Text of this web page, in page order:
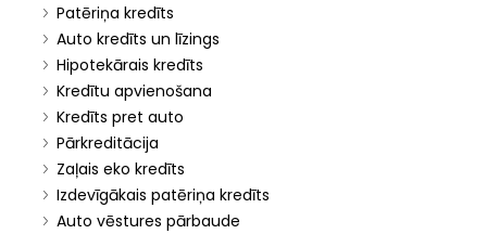
Patēriņa kredīts
Auto kredīts un līzings
Hipotekārais kredīts
Kredītu apvienošana
Kredīts pret auto
Pārkreditācija
Zaļais eko kredīts
Izdevīgākais patēriņa kredīts
Auto vēstures pārbaude